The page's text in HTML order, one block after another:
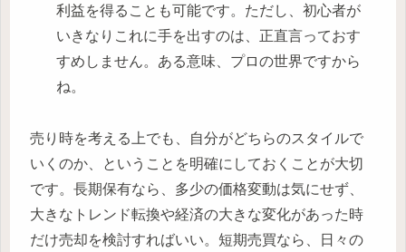
利益を得ることも可能です。ただし、初心者が
いきなりこれに手を出すのは、正直言っておす
すめしません。ある意味、プロの世界ですから
ね。
売り時を考える上でも、自分がどちらのスタイルで
いくのか、ということを明確にしておくことが大切
です。長期保有なら、多少の価格変動は気にせず、
大きなトレンド転換や経済の大きな変化があった時
だけ売却を検討すればいい。短期売買なら、日々の